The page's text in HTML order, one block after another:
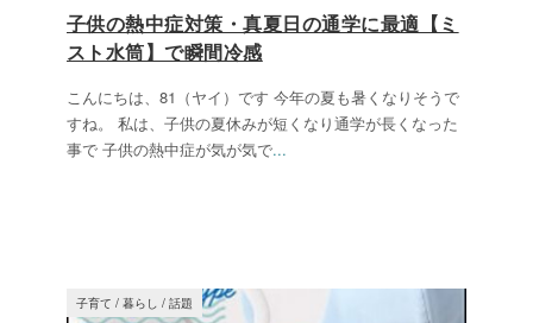
子供の熱中症対策・真夏日の通学に最適【ミ
スト水筒】で瞬間冷感
こんにちは、81（ヤイ）です 今年の夏も暑くなりそうで
すね。 私は、子供の夏休みが短くなり通学が長くなった
事で 子供の熱中症が気が気で...
子育て / 暮らし / 話題